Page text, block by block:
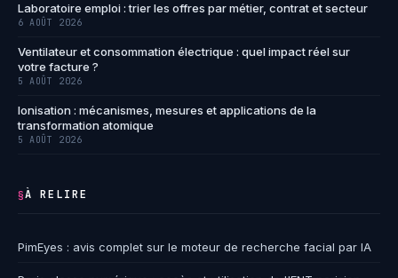
Laboratoire emploi : trier les offres par métier, contrat et secteur
6 AOÛT 2026
Ventilateur et consommation électrique : quel impact réel sur
votre facture ?
5 AOÛT 2026
Ionisation : mécanismes, mesures et applications de la
transformation atomique
5 AOÛT 2026
§À RELIRE
PimEyes : avis complet sur le moteur de recherche facial par IA